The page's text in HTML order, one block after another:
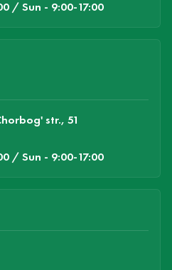
/ Sun - 9:00-17:00
str., 51
/ Sun - 9:00-17:00